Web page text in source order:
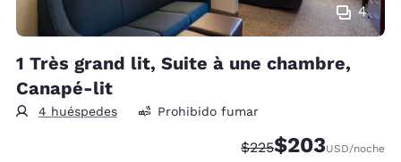
4
1 Très grand lit, Suite à une chambre,
Canapé-lit
4 huéspedes Prohibido fumar
Precio tachado:
$225Precio con
$203USD/noche